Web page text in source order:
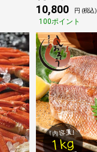
10,800 円 (税込)
100ポイント